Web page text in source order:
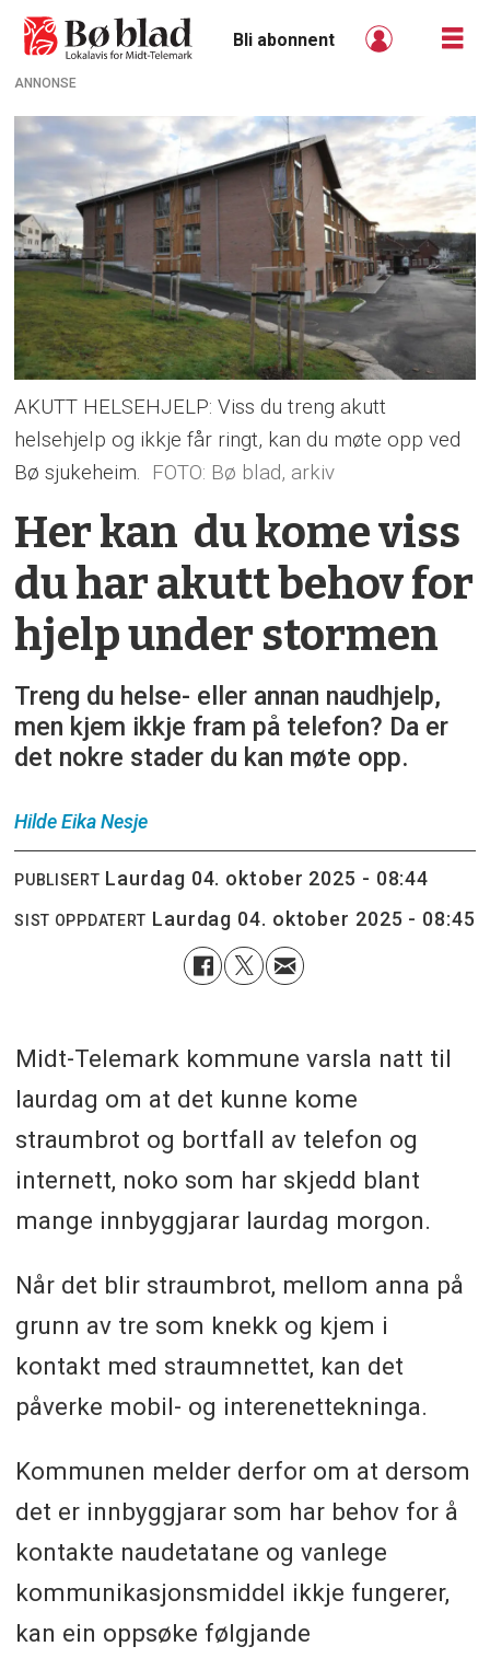
Bli abonnent
ANNONSE
AKUTT HELSEHJELP: Viss du treng akutt
helsehjelp og ikkje får ringt, kan du møte opp ved
Bø sjukeheim.
Bø blad, arkiv
Her kan du kome viss
du har akutt behov for
hjelp under stormen
Treng du helse- eller annan naudhjelp,
men kjem ikkje fram på telefon? Da er
det nokre stader du kan møte opp.
Hilde Eika Nesje
PUBLISERT laurdag 04. oktober 2025 - 08:44
SIST OPPDATERT laurdag 04. oktober 2025 - 08:45
Midt-Telemark kommune varsla natt til
laurdag om at det kunne kome
straumbrot og bortfall av telefon og
internett, noko som har skjedd blant
mange innbyggjarar laurdag morgon.
Når det blir straumbrot, mellom anna på
grunn av tre som knekk og kjem i
kontakt med straumnettet, kan det
påverke mobil- og interenettekninga.
Kommunen melder derfor om at dersom
det er innbyggjarar som har behov for å
kontakte naudetatane og vanlege
kommunikasjonsmiddel ikkje fungerer,
kan ein oppsøke følgjande